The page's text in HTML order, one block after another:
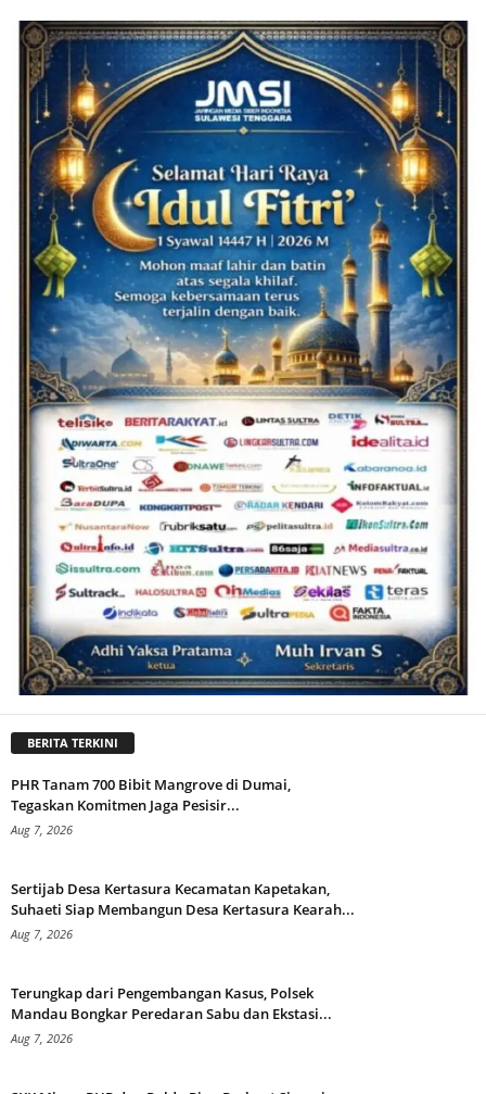
BERITA TERKINI
PHR Tanam 700 Bibit Mangrove di Dumai,
Tegaskan Komitmen Jaga Pesisir...
Aug 7, 2026
Sertijab Desa Kertasura Kecamatan Kapetakan,
Suhaeti Siap Membangun Desa Kertasura Kearah...
Aug 7, 2026
Terungkap dari Pengembangan Kasus, Polsek
Mandau Bongkar Peredaran Sabu dan Ekstasi...
Aug 7, 2026